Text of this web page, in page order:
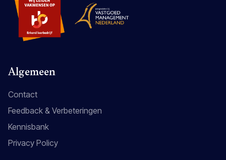
Algemeen
Contact
Feedback & Verbeteringen
Kennisbank
Privacy Policy